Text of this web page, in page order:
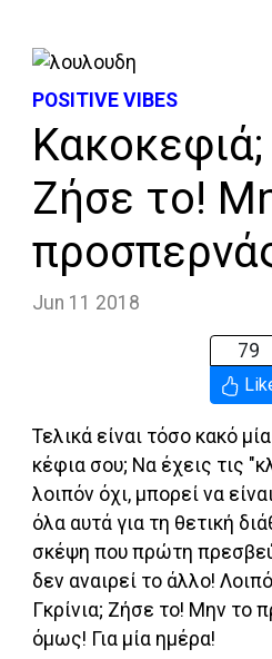
POSITIVE VIBES
Κακοκεφιά;
Ζήσε το!
Jun 11 2018
79
Τελικά είναι τόσο κακό
κέφια σου; Να έχεις τις
λοιπόν όχι, μπορεί να
όλα αυτά για τη θετική
σκέψη που πρώτη
δεν αναιρεί το άλλο!
Γκρίνια; Ζήσε το! Μην το
όμως! Για μία ημέρα!